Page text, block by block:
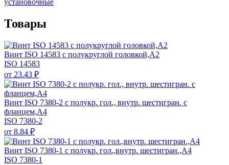
Товары
Винт ISO 14583 с полукруглой головкой,А2
ISO 14583
от 23.43 ₽
Винт ISO 7380-2 с полукр. гол., внутр. шестигран. с
фланцем,А4
ISO 7380-2
от 8.84 ₽
Винт ISO 7380-1 с полукр. гол.,внутр. шестигран.,А4
ISO 7380-1